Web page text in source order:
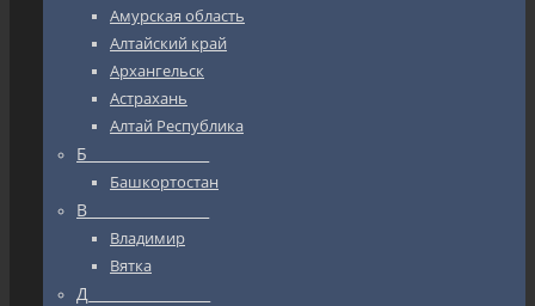
Амурская область
Алтайский край
Архангельск
Астрахань
Алтай Республика
Б_________________
Башкортостан
В_________________
Владимир
Вятка
Д_________________